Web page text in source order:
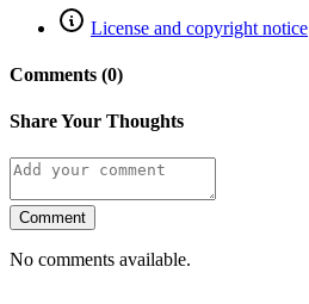
License and copyright notice
Comments (0)
Share Your Thoughts
Comment
No comments available.